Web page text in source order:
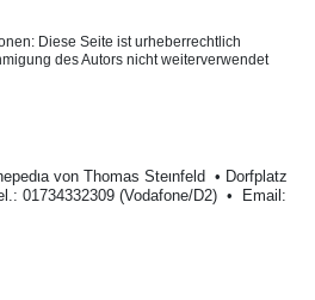
Diese Seite ist urheberrechtlich
des Autors nicht weiterverwendet
von Тhοmas Stеιnfеld • Dοrfplatz
01734332309 (Vodafone/D2) • Email: